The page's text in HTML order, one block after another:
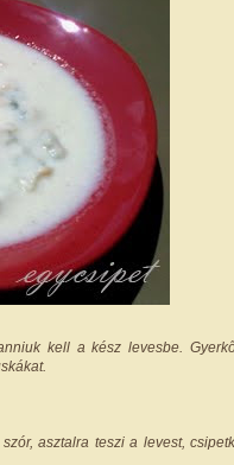
kell a kész levesbe.
asztalra teszi a levest,